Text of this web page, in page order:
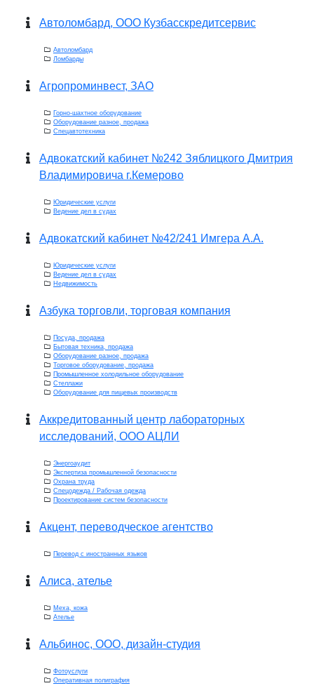
Автоломбард, ООО Кузбасскредитсервис
Автоломбард
Ломбарды
Агропроминвест, ЗАО
Горно-шахтное оборудование
Оборудование разное, продажа
Спецавтотехника
Адвокатский кабинет №242 Зяблицкого Дмитрия
Владимировича г.Кемерово
Юридические услуги
Ведение дел в судах
Адвокатский кабинет №42/241 Имгера А.А.
Юридические услуги
Ведение дел в судах
Недвижимость
Азбука торговли, торговая компания
Посуда, продажа
Бытовая техника, продажа
Оборудование разное, продажа
Торговое оборудование, продажа
Промышленное холодильное оборудование
Стеллажи
Оборудование для пищевых производств
Аккредитованный центр лабораторных
исследований, ООО АЦЛИ
Энергоаудит
Экспертиза промышленной безопасности
Охрана труда
Спецодежда / Рабочая одежда
Проектирование систем безопасности
Акцент, переводческое агентство
Перевод с иностранных языков
Алиса, ателье
Меха, кожа
Ателье
Альбинос, ООО, дизайн-студия
Фотоуслуги
Оперативная полиграфия